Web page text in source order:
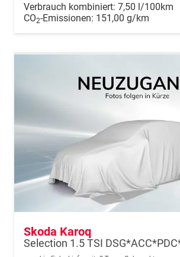
Verbrauch kombiniert: 7,50 l/100km
CO2-Emissionen: 151,00 g/km
Skoda Karoq